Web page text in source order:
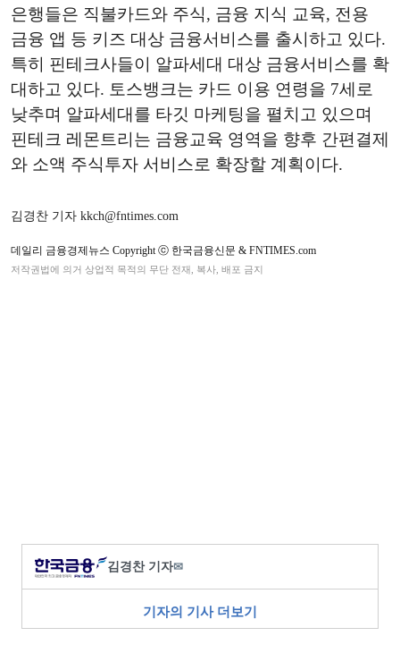
은행들은 직불카드와 주식, 금융 지식 교육, 전용
금융 앱 등 키즈 대상 금융서비스를 출시하고 있다.
특히 핀테크사들이 알파세대 대상 금융서비스를 확
대하고 있다. 토스뱅크는 카드 이용 연령을 7세로
낮추며 알파세대를 타깃 마케팅을 펼치고 있으며
핀테크 레몬트리는 금융교육 영역을 향후 간편결제
와 소액 주식투자 서비스로 확장할 계획이다.
김경찬 기자 kkch@fntimes.com
데일리 금융경제뉴스 Copyright ⓒ 한국금융신문 & FNTIMES.com
저작권법에 의거 상업적 목적의 무단 전재, 복사, 배포 금지
김경찬 기자✉
기자의 기사 더보기